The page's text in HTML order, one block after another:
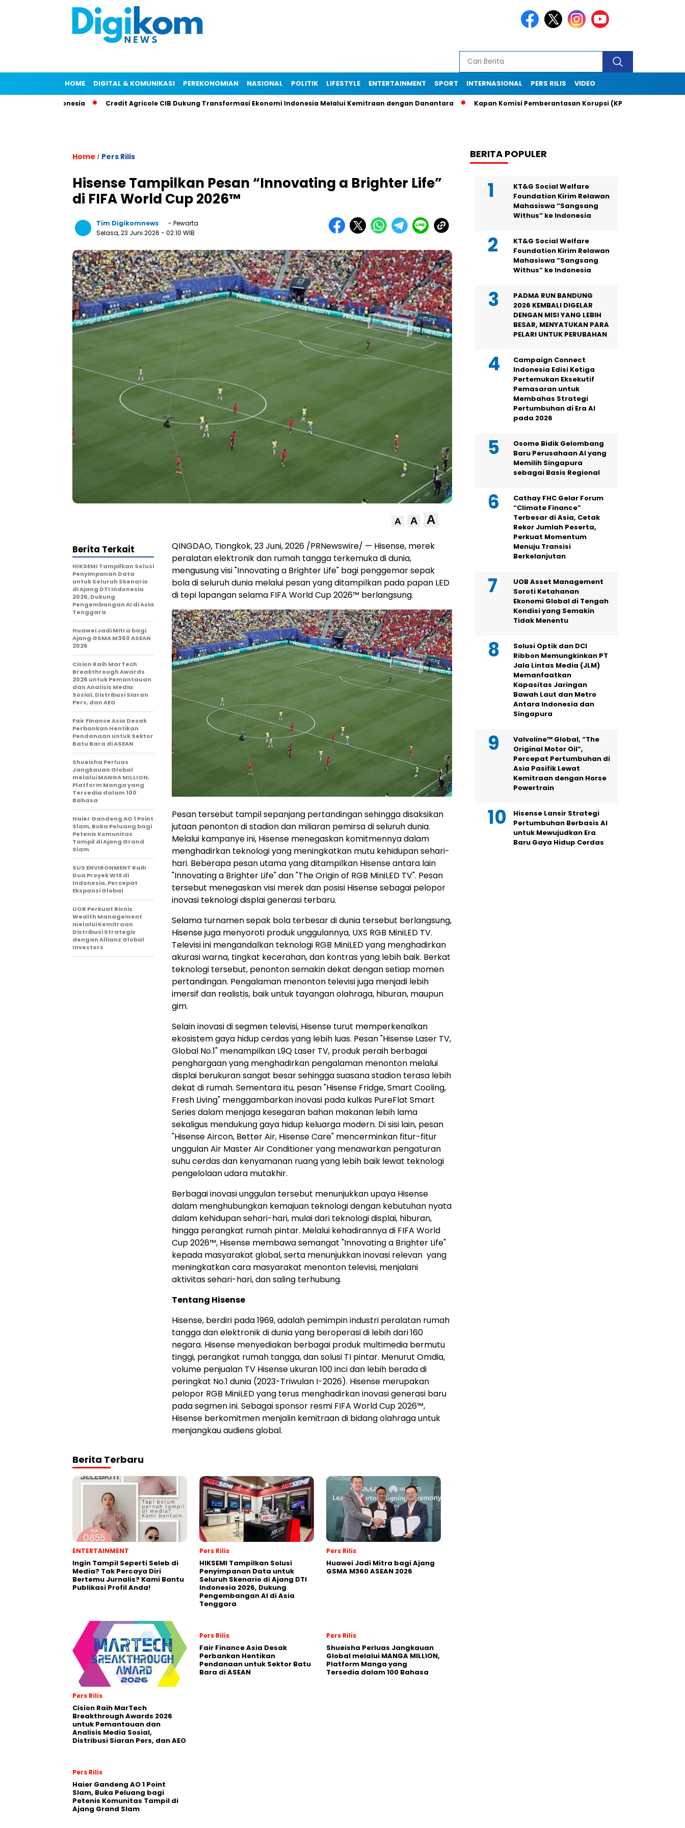
HOME DIGITAL & KOMUNIKASI PEREKONOMIAN NASIONAL POLITIK LIFESTYLE ENTERTAINMENT SPORT INTERNASIONAL PERS RILIS VIDEO
Credit Agricole CIB Dukung Transformasi Ekonomi Indonesia Melalui Kemitraan dengan Danantara Kapan Komisi Pemberantasan Korupsi (KPK) Panggil
Home / Pers Rilis
Hisense Tampilkan Pesan “Innovating a Brighter Life”
di FIFA World Cup 2026™
Tim Digikomnews
- Pewarta
Selasa, 23 Juni 2026 - 02:10 WIB
A A A
QINGDAO, Tiongkok,23 Juni, 2026 /PRNewswire/ — Hisense, merek
peralatan elektronik dan rumah tangga terkemuka di dunia,
mengusung visi "Innovating a Brighter Life" bagi penggemar sepak
bola di seluruh dunia melalui pesan yang ditampilkan pada papan LED
di tepi lapangan selama FIFA World Cup 2026™ berlangsung.
Pesan tersebut tampil sepanjang pertandingan sehingga disaksikan
jutaan penonton di stadion dan miliaran pemirsa di seluruh dunia.
Melalui kampanye ini, Hisense menegaskan komitmennya dalam
menghadirkan teknologi yang meningkatkan mutu kehidupan sehari-
hari. Beberapa pesan utama yang ditampilkan Hisense antara lain
"Innovating a Brighter Life" dan "The Origin of RGB MiniLED TV". Pesan
tersebut menegaskan visi merek dan posisi Hisense sebagai pelopor
inovasi teknologi displai generasi terbaru.
Selama turnamen sepak bola terbesar di dunia tersebut berlangsung,
Hisense juga menyoroti produk unggulannya, UXS RGB MiniLED TV.
Televisi ini mengandalkan teknologi RGB MiniLED yang menghadirkan
akurasi warna, tingkat kecerahan, dan kontras yang lebih baik. Berkat
teknologi tersebut, penonton semakin dekat dengan setiap momen
pertandingan. Pengalaman menonton televisi juga menjadi lebih
imersif dan realistis, baik untuk tayangan olahraga, hiburan, maupun
gim.
Selain inovasi di segmen televisi, Hisense turut memperkenalkan
ekosistem gaya hidup cerdas yang lebih luas. Pesan "Hisense Laser TV,
Global No.1" menampilkan L9Q Laser TV, produk peraih berbagai
penghargaan yang menghadirkan pengalaman menonton melalui
displai berukuran sangat besar sehingga suasana stadion terasa lebih
dekat di rumah. Sementara itu, pesan "Hisense Fridge, Smart Cooling,
Fresh Living" menggambarkan inovasi pada kulkas PureFlat Smart
Series dalam menjaga kesegaran bahan makanan lebih lama
sekaligus mendukung gaya hidup keluarga modern. Di sisi lain, pesan
"Hisense Aircon, Better Air, Hisense Care" mencerminkan fitur-fitur
unggulan Air Master Air Conditioner yang menawarkan pengaturan
suhu cerdas dan kenyamanan ruang yang lebih baik lewat teknologi
pengelolaan udara mutakhir.
Berbagai inovasi unggulan tersebut menunjukkan upaya Hisense
dalam menghubungkan kemajuan teknologi dengan kebutuhan nyata
dalam kehidupan sehari-hari, mulai dari teknologi displai, hiburan,
hingga perangkat rumah pintar. Melalui kehadirannya di FIFA World
Cup 2026™, Hisense membawa semangat "Innovating a Brighter Life"
kepada masyarakat global, serta menunjukkan inovasi relevan yang
meningkatkan cara masyarakat menonton televisi, menjalani
aktivitas sehari-hari, dan saling terhubung.
Tentang Hisense
Hisense, berdiri pada 1969, adalah pemimpin industri peralatan rumah
tangga dan elektronik di dunia yang beroperasi di lebih dari 160
negara. Hisense menyediakan berbagai produk multimedia bermutu
tinggi, perangkat rumah tangga, dan solusi TI pintar. Menurut Omdia,
volume penjualan TV Hisense ukuran 100 inci dan lebih berada di
peringkat No.1 dunia (2023-Triwulan I-2026). Hisense merupakan
pelopor RGB MiniLED yang terus menghadirkan inovasi generasi baru
pada segmen ini. Sebagai sponsor resmi FIFA World Cup 2026™,
Hisense berkomitmen menjalin kemitraan di bidang olahraga untuk
menjangkau audiens global.
Berita Terkait
HIKSEMI Tampilkan Solusi
Penyimpanan Data
untuk Seluruh Skenario
di Ajang DTI Indonesia
2026, Dukung
Pengembangan AI di Asia
Tenggara
Huawei Jadi Mitra bagi
Ajang GSMA M360 ASEAN
2026
Cision Raih MarTech
Breakthrough Awards
2026 untuk Pemantauan
dan Analisis Media
Sosial, Distribusi Siaran
Pers, dan AEO
Fair Finance Asia Desak
Perbankan Hentikan
Pendanaan untuk Sektor
Batu Bara di ASEAN
Shueisha Perluas
Jangkauan Global
melalui MANGA MILLION,
Platform Manga yang
Tersedia dalam 100
Bahasa
Haier Gandeng AO 1 Point
Slam, Buka Peluang bagi
Petenis Komunitas
Tampil di Ajang Grand
Slam
SUS ENVIRONMENT Raih
Dua Proyek WtE di
Indonesia, Percepat
Ekspansi Global
UOB Perkuat Bisnis
Wealth Management
melalui Kemitraan
Distribusi Strategis
dengan Allianz Global
Investors
Berita Terbaru
ENTERTAINMENT
Ingin Tampil Seperti Seleb di
Media? Tak Percaya Diri
Bertemu Jurnalis? Kami Bantu
Publikasi Profil Anda!
Pers Rilis
HIKSEMI Tampilkan Solusi
Penyimpanan Data untuk
Seluruh Skenario di Ajang DTI
Indonesia 2026, Dukung
Pengembangan AI di Asia
Tenggara
Pers Rilis
Huawei Jadi Mitra bagi Ajang
GSMA M360 ASEAN 2026
Pers Rilis
Cision Raih MarTech
Breakthrough Awards 2026
untuk Pemantauan dan
Analisis Media Sosial,
Distribusi Siaran Pers, dan AEO
Pers Rilis
Fair Finance Asia Desak
Perbankan Hentikan
Pendanaan untuk Sektor Batu
Bara di ASEAN
Pers Rilis
Shueisha Perluas Jangkauan
Global melalui MANGA MILLION,
Platform Manga yang
Tersedia dalam 100 Bahasa
Pers Rilis
Haier Gandeng AO 1 Point
Slam, Buka Peluang bagi
Petenis Komunitas Tampil di
Ajang Grand Slam
BERITA POPULER
KT&G Social Welfare
Foundation Kirim Relawan
Mahasiswa “Sangsang
Withus” ke Indonesia
KT&G Social Welfare
Foundation Kirim Relawan
Mahasiswa “Sangsang
Withus” ke Indonesia
PADMA RUN BANDUNG
2026 KEMBALI DIGELAR
DENGAN MISI YANG LEBIH
BESAR, MENYATUKAN PARA
PELARI UNTUK PERUBAHAN
Campaign Connect
Indonesia Edisi Ketiga
Pertemukan Eksekutif
Pemasaran untuk
Membahas Strategi
Pertumbuhan di Era AI
pada 2026
Osome Bidik Gelombang
Baru Perusahaan AI yang
Memilih Singapura
sebagai Basis Regional
Cathay FHC Gelar Forum
“Climate Finance”
Terbesar di Asia, Cetak
Rekor Jumlah Peserta,
Perkuat Momentum
Menuju Transisi
Berkelanjutan
UOB Asset Management
Soroti Ketahanan
Ekonomi Global di Tengah
Kondisi yang Semakin
Tidak Menentu
Solusi Optik dan DCI
Ribbon Memungkinkan PT
Jala Lintas Media (JLM)
Memanfaatkan
Kapasitas Jaringan
Bawah Laut dan Metro
Antara Indonesia dan
Singapura
Valvoline™ Global, “The
Original Motor Oil”,
Percepat Pertumbuhan di
Asia Pasifik Lewat
Kemitraan dengan Horse
Powertrain
Hisense Lansir Strategi
Pertumbuhan Berbasis AI
untuk Mewujudkan Era
Baru Gaya Hidup Cerdas